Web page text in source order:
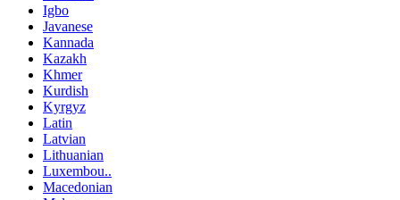
Igbo
Javanese
Kannada
Kazakh
Khmer
Kurdish
Kyrgyz
Latin
Latvian
Lithuanian
Luxembou..
Macedonian